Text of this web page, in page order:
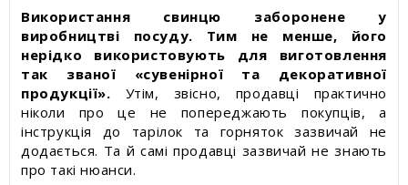
Використання свинцю заборонене у
виробництві посуду. Тим не менше, його
нерідко використовують для виготовлення
так званої «сувенірної та декоративної
продукції». Утім, звісно, продавці практично
ніколи про це не попереджають покупців, а
інструкція до тарілок та горняток зазвичай не
додається. Та й самі продавці зазвичай не знають
про такі нюанси.